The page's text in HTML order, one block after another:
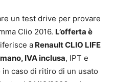
un test drive per provare
Clio 2016. L’offerta è
a Renault CLIO LIFE
IVA inclusa, IPT e
caso di ritiro di un usato